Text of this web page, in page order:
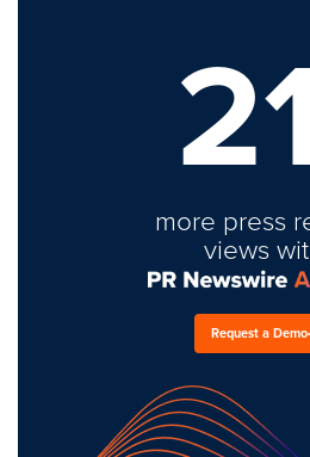
more press
views
Request a Demo